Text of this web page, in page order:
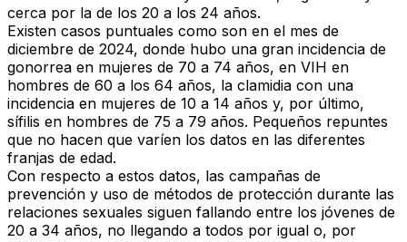
cerca por la de los 20 a los 24 años.
Existen casos puntuales como son en el mes de
diciembre de 2024, donde hubo una gran incidencia de
gonorrea en mujeres de 70 a 74 años, en VIH en
hombres de 60 a los 64 años, la clamidia con una
incidencia en mujeres de 10 a 14 años y, por último,
sífilis en hombres de 75 a 79 años. Pequeños repuntes
que no hacen que varíen los datos en las diferentes
franjas de edad.
Con respecto a estos datos, las campañas de
prevención y uso de métodos de protección durante las
relaciones sexuales siguen fallando entre los jóvenes de
20 a 34 años, no llegando a todos por igual o, por